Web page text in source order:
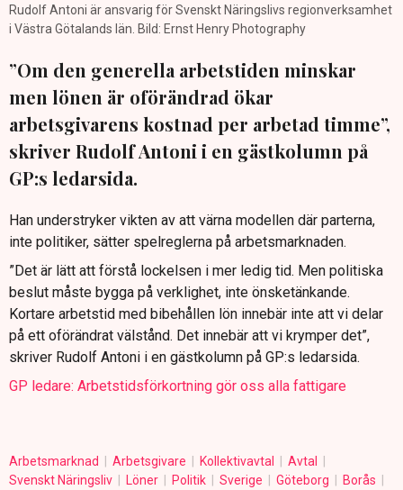
Rudolf Antoni är ansvarig för Svenskt Näringslivs regionverksamhet
i Västra Götalands län. Bild: Ernst Henry Photography
”Om den generella arbetstiden minskar
men lönen är oförändrad ökar
arbetsgivarens kostnad per arbetad timme”,
skriver Rudolf Antoni i en gästkolumn på
GP:s ledarsida.
Han understryker vikten av att värna modellen där parterna,
inte politiker, sätter spelreglerna på arbetsmarknaden.
”Det är lätt att förstå lockelsen i mer ledig tid. Men politiska
beslut måste bygga på verklighet, inte önsketänkande.
Kortare arbetstid med bibehållen lön innebär inte att vi delar
på ett oförändrat välstånd. Det innebär att vi krymper det”,
skriver Rudolf Antoni i en gästkolumn på GP:s ledarsida.
GP ledare: Arbetstidsförkortning gör oss alla fattigare
Arbetsmarknad Arbetsgivare Kollektivavtal
Avtal
Svenskt Näringsliv
Löner Politik Sverige Göteborg
Borås